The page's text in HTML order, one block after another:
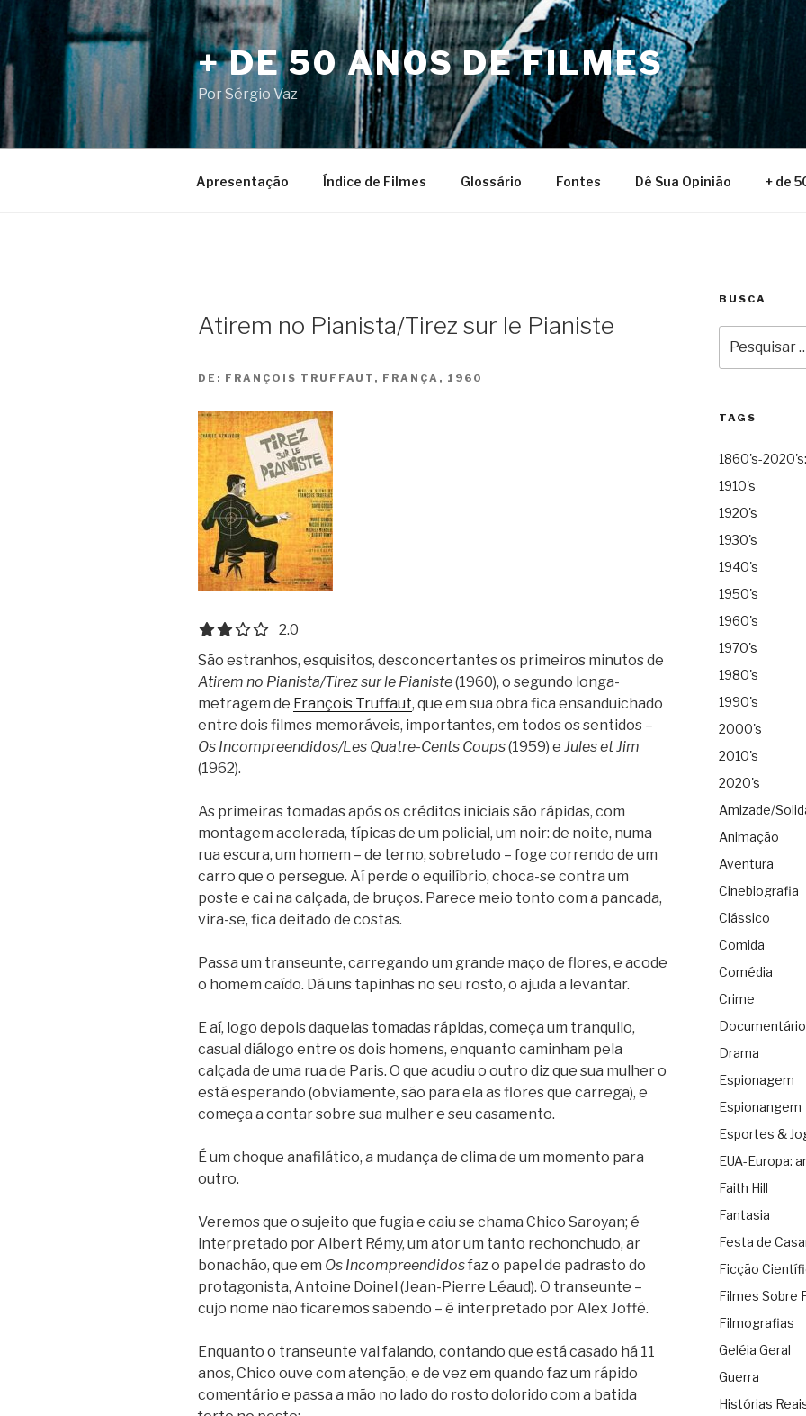
para
o
conteúdo
+ DE 50 ANOS DE FILMES
Por Sérgio Vaz
Apresentação Índice de Filmes Glossário Fontes Dê Sua Opinião + de
Atirem no Pianista/Tirez sur le Pianiste
DE: FRANÇOIS TRUFFAUT, FRANÇA, 1960
2.0 out of 5.0 stars
2.0
São estranhos, esquisitos, desconcertantes os primeiros minutos de
Atirem no Pianista/Tirez sur le Pianiste(1960), o segundo longa-
metragem de François Truffaut, que em sua obra fica ensanduichado
entre dois filmes memoráveis, importantes, em todos os sentidos –
Os Incompreendidos/Les Quatre-Cents Coups(1959) e Jules et Jim
(1962).
As primeiras tomadas após os créditos iniciais são rápidas, com
montagem acelerada, típicas de um policial, um noir: de noite, numa
rua escura, um homem – de terno, sobretudo – foge correndo de um
carro que o persegue. Aí perde o equilíbrio, choca-se contra um
poste e cai na calçada, de bruços. Parece meio tonto com a pancada,
vira-se, fica deitado de costas.
Passa um transeunte, carregando um grande maço de flores, e acode
o homem caído. Dá uns tapinhas no seu rosto, o ajuda a levantar.
E aí, logo depois daquelas tomadas rápidas, começa um tranquilo,
casual diálogo entre os dois homens, enquanto caminham pela
calçada de uma rua de Paris. O que acudiu o outro diz que sua mulher o
está esperando (obviamente, são para ela as flores que carrega), e
começa a contar sobre sua mulher e seu casamento.
É um choque anafilático, a mudança de clima de um momento para
outro.
Veremos que o sujeito que fugia e caiu se chama Chico Saroyan; é
interpretado por Albert Rémy, um ator um tanto rechonchudo, ar
bonachão, que em Os Incompreendidosfaz o papel de padrasto do
protagonista, Antoine Doinel (Jean-Pierre Léaud). O transeunte –
cujo nome não ficaremos sabendo – é interpretado por Alex Joffé.
Enquanto o transeunte vai falando, contando que está casado há 11
anos, Chico ouve com atenção, e de vez em quando faz um rápido
comentário e passa a mão no lado do rosto dolorido com a batida
BUSCA
por:
TAGS
1860's-
1910's
1920's
1930's
1940's
1950's
1960's
1970's
1980's
1990's
2000's
2010's
2020's
Amizade/
Animação
Aventura
Cinebiografia
Clássico
Comida
Comédia
Crime
Documentário
Drama
Espionagem
Espionangem
Esportes &
EUA-Europa:
Faith Hill
Fantasia
Festa de
Ficção
Filmes Sobre
Filmografias
Geléia Geral
Guerra
Histórias